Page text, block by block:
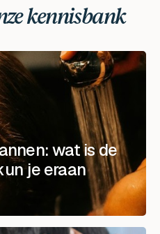
kennisbank
wat is de
je eraan